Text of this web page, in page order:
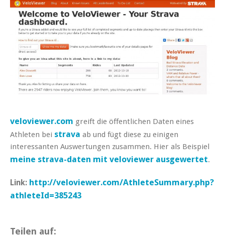
veloviewer.com greift die öffentlichen Daten eines
Athleten bei strava ab und fügt diese zu einigen
interessanten Auswertungen zusammen. Hier als Beispiel
meine strava-daten mit veloviewer ausgewertet.
Link: http://veloviewer.com/AthleteSummary.php?
athleteId=385243
Teilen auf: